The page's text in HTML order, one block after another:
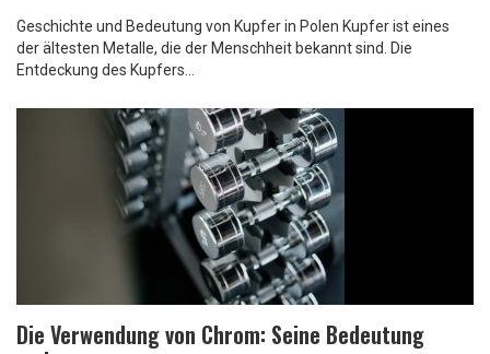
Geschichte und Bedeutung von Kupfer in Polen Kupfer ist eines
der ältesten Metalle, die der Menschheit bekannt sind. Die
Entdeckung des Kupfers...
Die Verwendung von Chrom: Seine Bedeutung